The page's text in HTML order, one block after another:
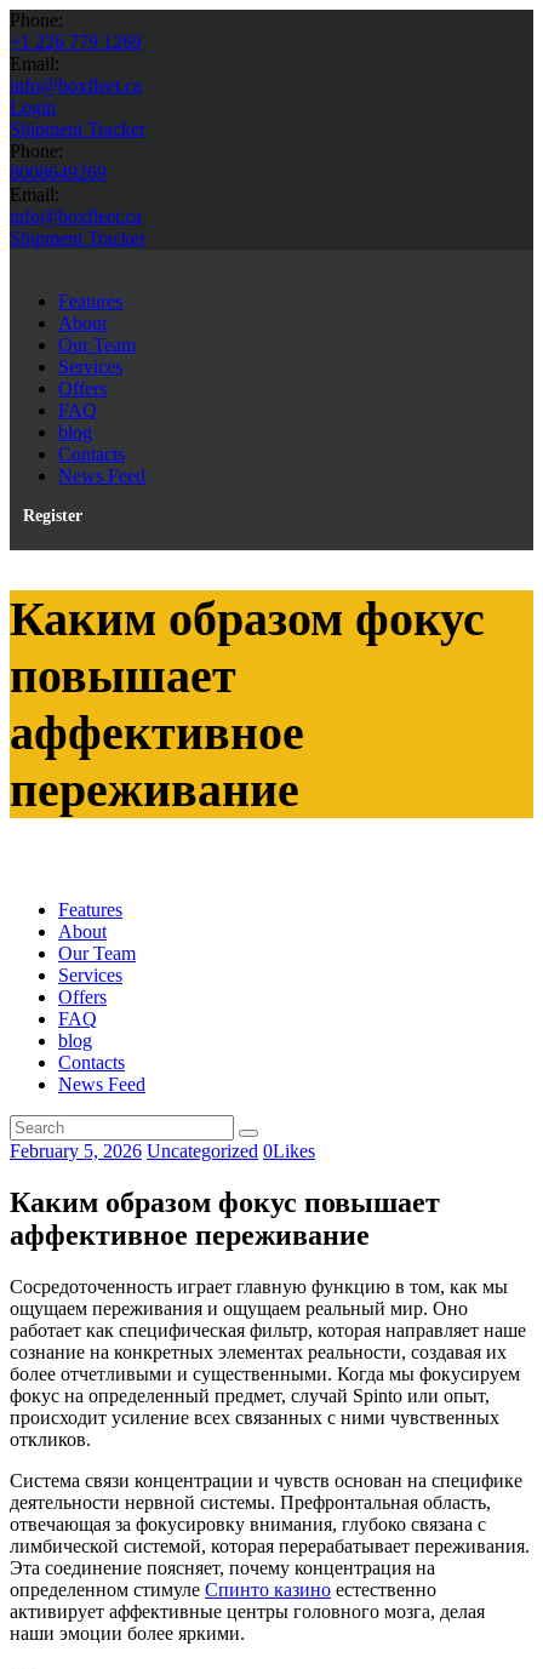
Phone:
+1 226 779 1269
Email:
info@boxfleet.ca
Login
Shipment Tracker
Phone:
8008649269
Email:
info@boxfleet.ca
Shipment Tracker
Features
About
Our Team
Services
Offers
FAQ
blog
Contacts
News Feed
Register
Каким образом фокус
повышает
аффективное
переживание
Features
About
Our Team
Services
Offers
FAQ
blog
Contacts
News Feed
February 5, 2026 Uncategorized 0Likes
Каким образом фокус повышает
аффективное переживание
Сосредоточенность играет главную функцию в том, как мы
ощущаем переживания и ощущаем реальный мир. Оно
работает как специфическая фильтр, которая направляет наше
сознание на конкретных элементах реальности, создавая их
более отчетливыми и существенными. Когда мы фокусируем
фокус на определенный предмет, случай Spinto или опыт,
происходит усиление всех связанных с ними чувственных
откликов.
Система связи концентрации и чувств основан на специфике
деятельности нервной системы. Префронтальная область,
отвечающая за фокусировку внимания, глубоко связана с
лимбической системой, которая перерабатывает переживания.
Эта соединение поясняет, почему концентрация на
определенном стимуле Спинто казино естественно
активирует аффективные центры головного мозга, делая
наши эмоции более яркими.